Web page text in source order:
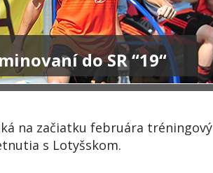
do SR “19“
na začiatku februára tréningový
s Lotyšskom.